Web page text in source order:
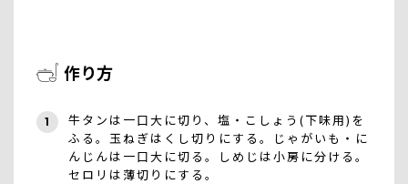
作り方
1
牛タンは一口大に切り、塩・こしょう(下味用)を
ふる。玉ねぎはくし切りにする。じゃがいも・に
んじんは一口大に切る。しめじは小房に分ける。
セロリは薄切りにする。